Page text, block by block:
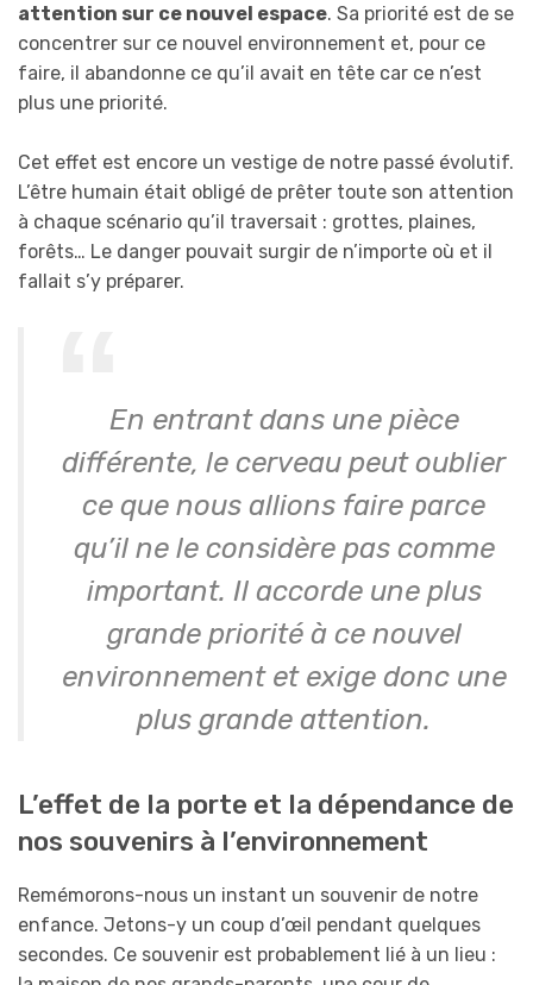
attention sur ce nouvel espace. Sa priorité est de se
concentrer sur ce nouvel environnement et, pour ce
faire, il abandonne ce qu’il avait en tête car ce n’est
plus une priorité.
Cet effet est encore un vestige de notre passé évolutif.
L’être humain était obligé de prêter toute son attention
à chaque scénario qu’il traversait : grottes, plaines,
forêts… Le danger pouvait surgir de n’importe où et il
fallait s’y préparer.
En entrant dans une pièce
différente, le cerveau peut oublier
ce que nous allions faire parce
qu’il ne le considère pas comme
important. Il accorde une plus
grande priorité à ce nouvel
environnement et exige donc une
plus grande attention.
L’effet de la porte et la dépendance de
nos souvenirs à l’environnement
Remémorons-nous un instant un souvenir de notre
enfance. Jetons-y un coup d’œil pendant quelques
secondes. Ce souvenir est probablement lié à un lieu :